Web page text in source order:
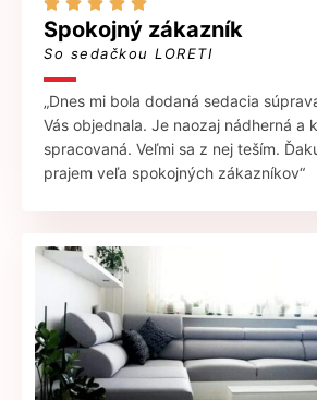
Spokojný zákazník
So sedačkou LORETI
„Dnes mi bola dodaná sedacia
Vás objednala. Je naozaj nádherná a
spracovaná. Veľmi sa z nej teším.
prajem veľa spokojných zákazníkov“